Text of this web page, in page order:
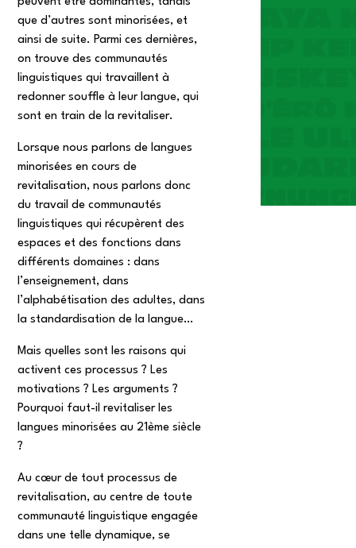
que d’autres sont minorisées, et
ainsi de suite. Parmi ces dernières,
on trouve des communautés
linguistiques qui travaillent à
redonner souffle à leur langue, qui
sont en train de la revitaliser.
Lorsque nous parlons de langues
minorisées en cours de
revitalisation, nous parlons donc
du travail de communautés
linguistiques qui récupèrent des
espaces et des fonctions dans
différents domaines : dans
l’enseignement, dans
l’alphabétisation des adultes, dans
la standardisation de la langue…
Mais quelles sont les raisons qui
activent ces processus ? Les
motivations ? Les arguments ?
Pourquoi faut-il revitaliser les
langues minorisées au 21ème siècle
?
Au cœur de tout processus de
revitalisation, au centre de toute
communauté linguistique engagée
dans une telle dynamique, se